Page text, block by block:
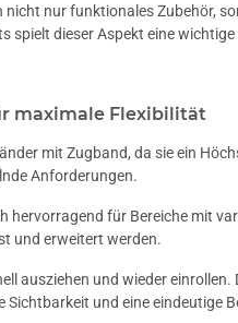
nur funktionales Zubehör,
spielt dieser Aspekt eine wichtige
maximale Flexibilität
mit Zugband, da sie ein
Anforderungen.
hervorragend für Bereiche mit
und erweitert werden.
ausziehen und wieder
und eine eindeutige